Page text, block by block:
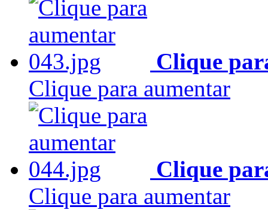
Clique
Clique para aumentar
Clique
Clique para aumentar